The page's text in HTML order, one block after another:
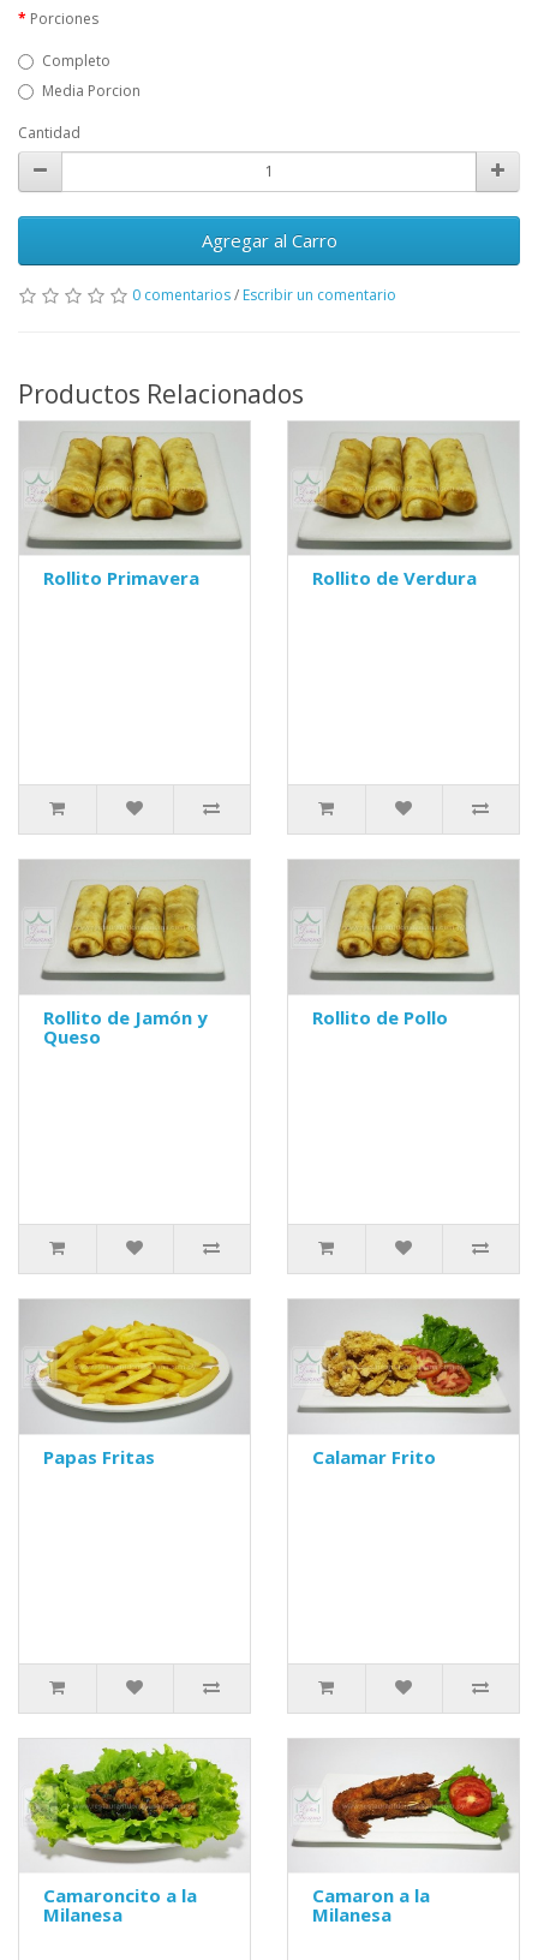
Porciones
Completo
Media Porcion
Cantidad
Agregar al Carro
0 comentarios/ Escribir un comentario
Productos Relacionados
Rollito Primavera Rollito de Verdura
Rollito de Jamón y
Queso
Rollito de Pollo
Papas Fritas Calamar Frito
Camaroncito a la
Milanesa
Camaron a la
Milanesa